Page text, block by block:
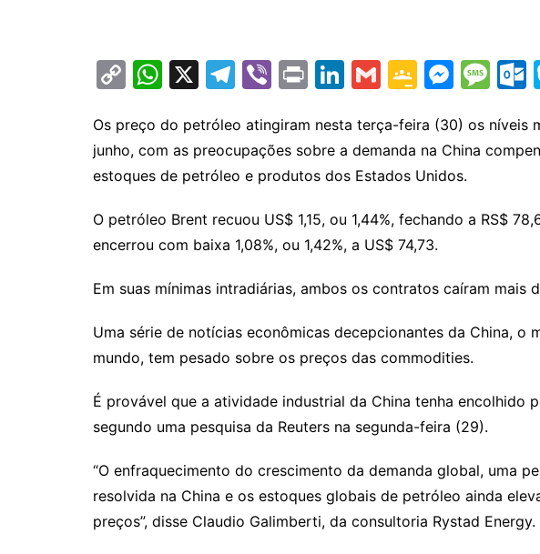
C
p
y
Li
n
k
W
at
s
A
p
p
X
T
e
gr
a
m
Vi
er
Pr
t
Li
k
e
dI
n
G
ai
l
G
o
gl
e
Cl
a
s
sr
o
o
m
M
s
s
e
n
er
M
s
s
g
Os preço do petróleo atingiram nesta terça-feira (30) os níveis
junho, com as preocupações sobre a demanda na China
estoques de petróleo e produtos dos Estados Unidos.
O petróleo Brent recuou US$ 1,15, ou 1,44%, fechando a RS$
encerrou com baixa 1,08%, ou 1,42%, a US$ 74,73.
Em suas mínimas intradiárias, ambos os contratos caíram mais
Uma série de notícias econômicas decepcionantes da China,
mundo, tem pesado sobre os preços das commodities.
É provável que a atividade industrial da China tenha encolhido
segundo uma pesquisa da Reuters na segunda-feira (29).
“O enfraquecimento do crescimento da demanda global, uma
resolvida na China e os estoques globais de petróleo ainda
preços”, disse Claudio Galimberti, da consultoria Rystad Energy.